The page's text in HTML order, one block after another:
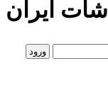
ایران